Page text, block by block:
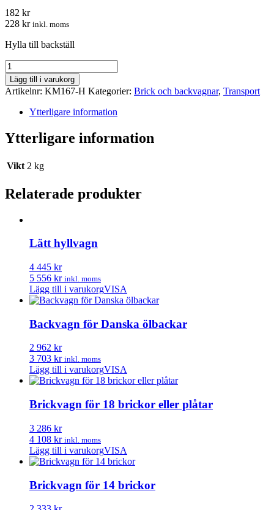
182 kr
228 kr inkl. moms
Hylla till backställ
Flexibel
backvagn
mängd
Lägg till i varukorg
Artikelnr: KM167-H Kategorier: Brick och backvagnar, Transport
Ytterligare information
Ytterligare information
Vikt 2 kg
Relaterade produkter
Lätt hyllvagn
4 445 kr
5 556 kr inkl. moms
Lägg till i varukorgVISA
Backvagn för Danska ölbackar
2 962 kr
3 703 kr inkl. moms
Lägg till i varukorgVISA
Brickvagn för 18 brickor eller plåtar
3 286 kr
4 108 kr inkl. moms
Lägg till i varukorgVISA
Brickvagn för 14 brickor